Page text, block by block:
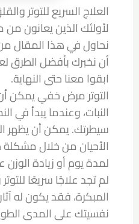
العلاج السريع للتوتر
لأولئك الذين يعانون
نحاول في هذا المقال
أن نخبرك بأفضل الطرق
ابقوا معنا حتى النهاية.
التوتر مرض خفي يمكن
النبات، وعندما يبدأ في
سيطرتك. يمكن أن يظهر
الأحيان من خلال
لمدة يوم أو زيادة
لم تجد علاجًا سريعًا
المبكرة، فقد يكون له
نفسيتك على المدى